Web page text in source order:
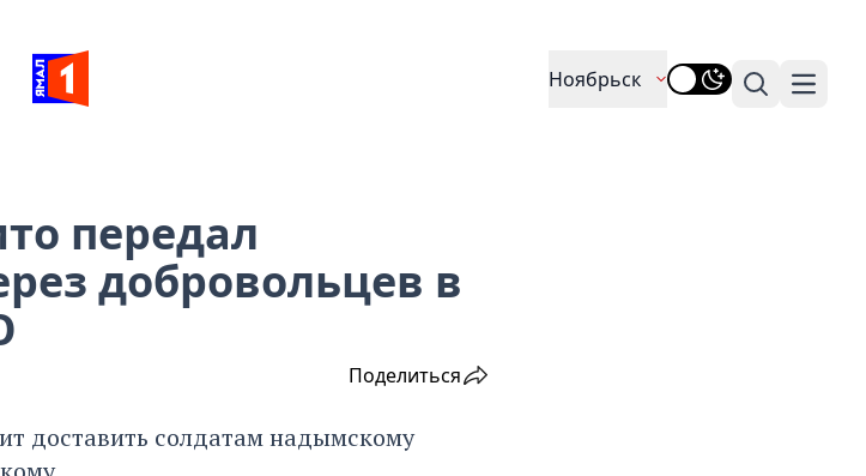
Ноябрьск
Поиск
передал
добровольцев в
Поделиться
доставить солдатам надымскому